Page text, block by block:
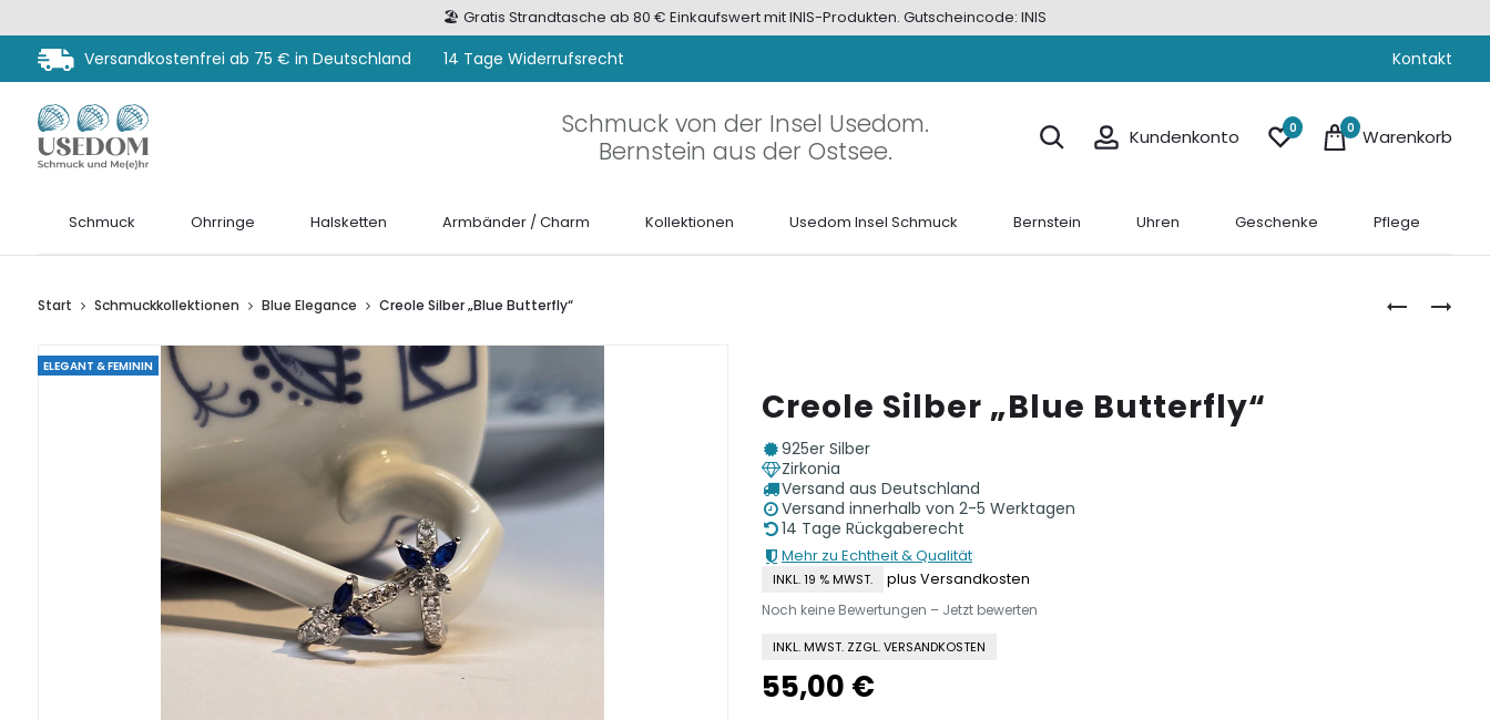
🏖️ Gratis Strandtasche ab 80 € Einkaufswert mit INIS-Produkten. Gutscheincode: INIS
Versandkostenfrei ab 75 € in Deutschland 14 Tage Widerrufsrecht Kontakt
Schmuck von der Insel Usedom.
Bernstein aus der Ostsee.
Kundenkonto 0 0 Warenkorb
Schmuck Ohrringe Halsketten Armbänder / Charm Kollektionen Usedom Insel Schmuck Bernstein Uhren Geschenke Pflege
CREOLE
CREOLE
Start Schmuckkollektionen Blue Elegance Creole Silber „Blue Butterfly“
ELEGANT & FEMININ
Creole Silber „Blue Butterfly“
925er Silber
Zirkonia
Versand aus Deutschland
Versand innerhalb von 2-5 Werktagen
14 Tage Rückgaberecht
Mehr zu Echtheit & Qualität
INKL. 19 % MWST.
plus Versandkosten
Noch keine Bewertungen – Jetzt bewerten
INKL. MWST. ZZGL. VERSANDKOSTEN
55,00 €